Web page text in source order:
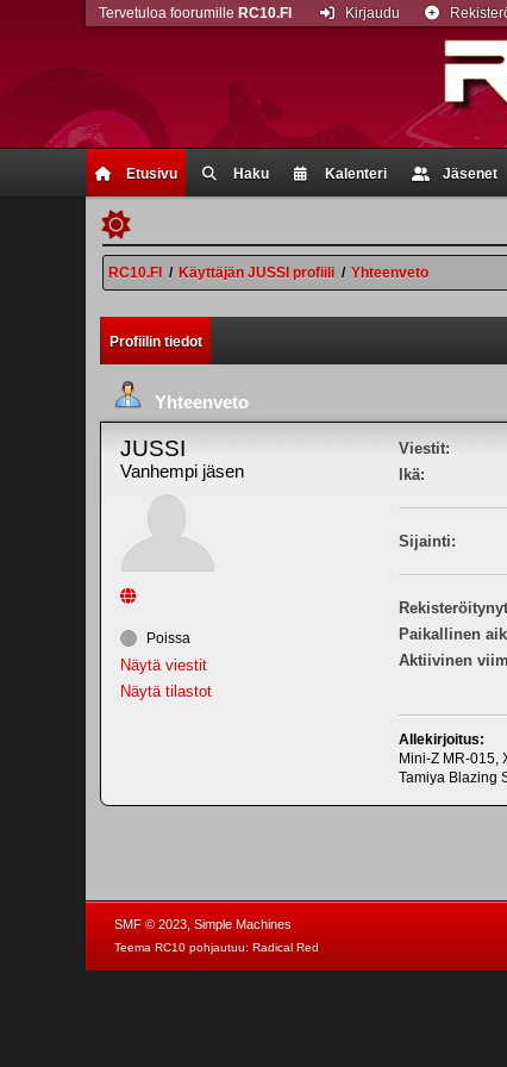
Etusivu Haku Kalenteri Jäsenet
Tervetuloa foorumille RC10.FI Kirjaudu
RC10.FI / Käyttäjän JUSSI profiili / Yhteenveto
Profiilin tiedot
Yhteenveto
JUSSI
Vanhempi jäsen
Poissa
Näytä viestit
Näytä tilastot
Viestit:
Ikä:
Sijainti:
Paikallinen
Aktiivinen
Allekirjoitus:
Mini-Z MR-015,
Tamiya Blazing
SMF © 2023, Simple Machines
Teema RC10 pohjautuu: Radical Red